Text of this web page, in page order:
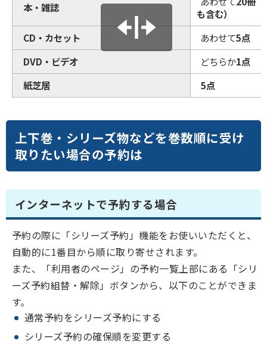
本・雑誌
も含む）
CD・カセット
あわせて5点
DVD・ビデオ
どちらか1点
紙芝居
5点
上下巻・シリーズ物などを巻数順に受け
取りたい場合の予約は
インターネットで予約する場合
予約の際に「シリーズ予約」機能をお使いいただくと、
自動的に1番目から順に取り寄せされます。
また、「利用者のページ」の予約一覧上部にある「シリ
ーズ予約組替・解除」ボタンから、以下のことができま
す。
通常予約をシリーズ予約にする
シリーズ予約の確保順を変更する